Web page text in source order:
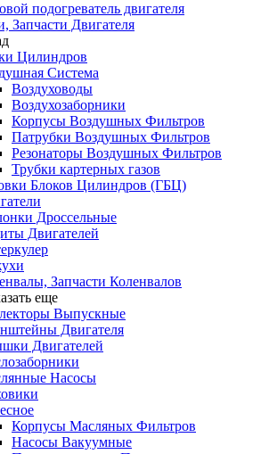
подогреватель двигателя
Запчасти Двигателя
Цилиндров
Система
Воздуховоды
Воздухозаборники
Корпусы Воздушных Фильтров
Патрубки Воздушных Фильтров
Резонаторы Воздушных Фильтров
Трубки картерных газов
Блоков Цилиндров (ГБЦ)
Дроссельные
Двигателей
Запчасти Коленвалов
еще
Выпускные
Двигателя
Двигателей
Насосы
Корпусы Масляных Фильтров
Насосы Вакуумные